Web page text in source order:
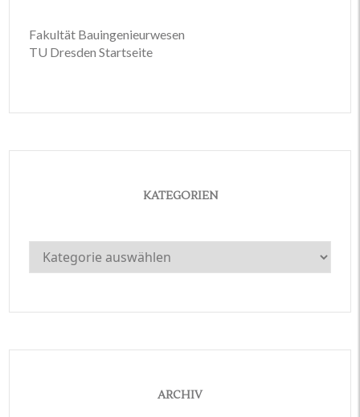
Fakultät Bauingenieurwesen
TU Dresden Startseite
KATEGORIEN
Kategorien
ARCHIV